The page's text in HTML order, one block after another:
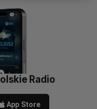
Radio
App Store